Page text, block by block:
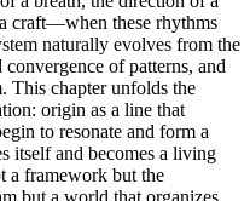
craft—when these rhythms
naturally evolves from the
of patterns, and
This chapter unfolds the
origin as a line that
to resonate and form a
itself and becomes a living
a framework but the
but a world that organizes